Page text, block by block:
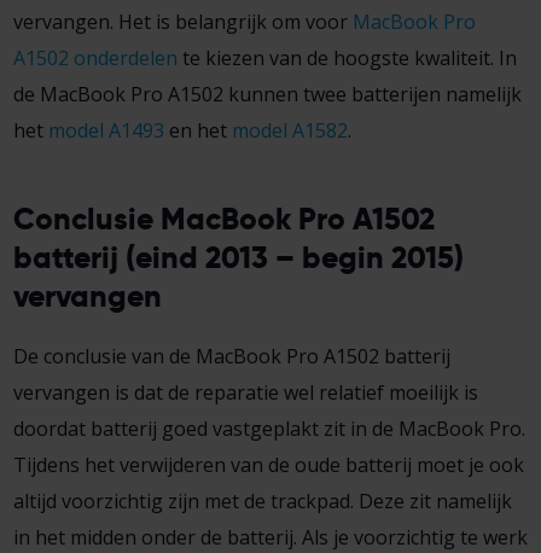
vervangen. Het is belangrijk om voor MacBook Pro
A1502 onderdelen te kiezen van de hoogste kwaliteit. In
de MacBook Pro A1502 kunnen twee batterijen namelijk
het model A1493 en het model A1582.
Conclusie MacBook Pro A1502
batterij (eind 2013 – begin 2015)
vervangen
De conclusie van de MacBook Pro A1502 batterij
vervangen is dat de reparatie wel relatief moeilijk is
doordat batterij goed vastgeplakt zit in de MacBook Pro.
Tijdens het verwijderen van de oude batterij moet je ook
altijd voorzichtig zijn met de trackpad. Deze zit namelijk
in het midden onder de batterij. Als je voorzichtig te werk